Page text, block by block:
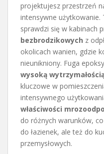
projektujesz przestrzeń
intensywne użytkowanie.
sprawdzi się w kabinach
bezbrodzikowych z
okolicach wanien, gdzie
nieunikniony. Fuga
wysoką
kluczowe w
intensywnego
właściwości
do różnych warunków,
do łazienek, ale też do
przemysłowych.